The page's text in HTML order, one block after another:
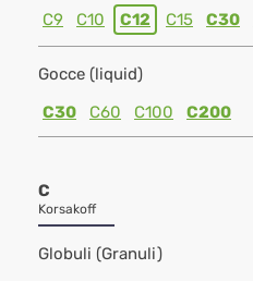
C9 C10 C12 C15 C30
Gocce (liquid)
C30
C60 C100 C200
C
Korsakoff
Globuli (Granuli)